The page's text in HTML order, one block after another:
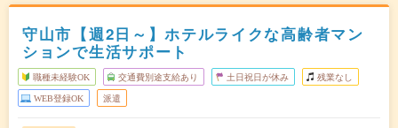
守山市【週2日～】ホテルライクな高齢者マン
ションで生活サポート
職種未経験OK 交通費別途支給あり 土日祝日が休み 残業なし
WEB登録OK 派遣